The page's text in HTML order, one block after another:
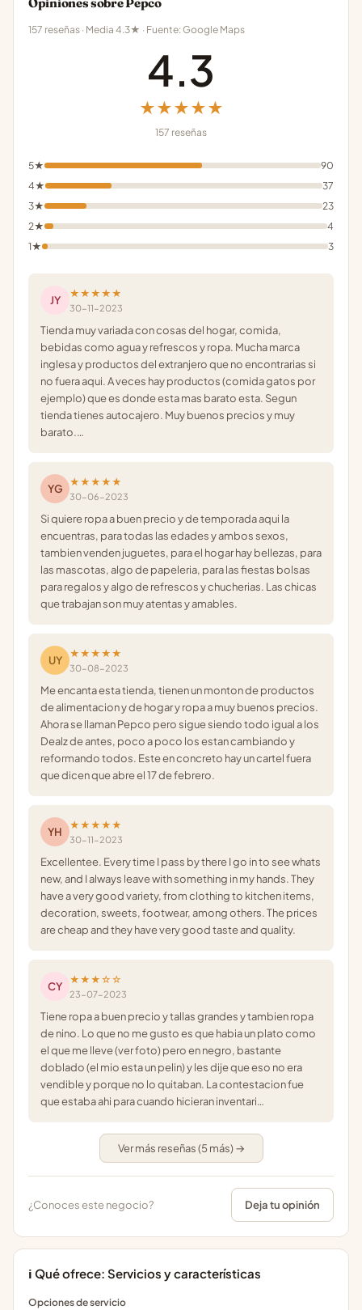
157 reseñas · Media 4.3★ · Fuente: Google Maps
4.3
★★★★★
157 reseñas
5★
90
4★
37
3★
23
2★
4
1★
3
JY
★★★★★
30-11-2023
Tienda muy variada con cosas del hogar, comida,
bebidas como agua y refrescos y ropa. Mucha marca
inglesa y productos del extranjero que no encontrarias si
no fuera aqui. A veces hay productos (comida gatos por
ejemplo) que es donde esta mas barato esta. Segun
tienda tienes autocajero. Muy buenos precios y muy
barato.…
YG
★★★★★
30-06-2023
Si quiere ropa a buen precio y de temporada aqui la
encuentras, para todas las edades y ambos sexos,
tambien venden juguetes, para el hogar hay bellezas, para
las mascotas, algo de papeleria, para las fiestas bolsas
para regalos y algo de refrescos y chucherias. Las chicas
que trabajan son muy atentas y amables.
UY
★★★★★
30-08-2023
Me encanta esta tienda, tienen un monton de productos
de alimentacion y de hogar y ropa a muy buenos precios.
Ahora se llaman Pepco pero sigue siendo todo igual a los
Dealz de antes, poco a poco los estan cambiando y
reformando todos. Este en concreto hay un cartel fuera
que dicen que abre el 17 de febrero.
YH
★★★★★
30-11-2023
Excellentee. Every time I pass by there I go in to see whats
new, and I always leave with something in my hands. They
have a very good variety, from clothing to kitchen items,
decoration, sweets, footwear, among others. The prices
are cheap and they have very good taste and quality.
CY
★★★☆☆
23-07-2023
Tiene ropa a buen precio y tallas grandes y tambien ropa
de nino. Lo que no me gusto es que habia un plato como
el que me lleve (ver foto) pero en negro, bastante
doblado (el mio esta un pelin) y les dije que eso no era
vendible y porque no lo quitaban. La contestacion fue
que estaba ahi para cuando hicieran inventari…
Ver más reseñas (5 más) →
¿Conoces este negocio? Deja tu opinión
ℹ️ Qué ofrece: Servicios y características
Opciones de servicio